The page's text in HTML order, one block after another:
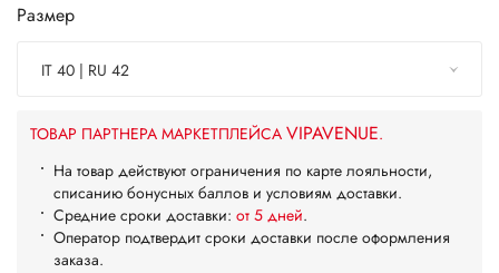
Размер
IT 40 | RU 42
ТОВАР ПАРТНЕРА МАРКЕТПЛЕЙСА VIPAVENUE.
На товар действуют ограничения по карте лояльности,
списанию бонусных баллов и условиям доставки.
Средние сроки доставки: от 5 дней.
Оператор подтвердит сроки доставки после оформления
заказа.